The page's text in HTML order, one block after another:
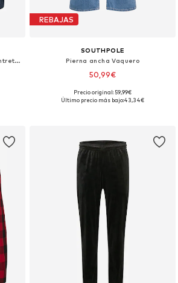
Ajuste confortable Chaqueta de entretiempo
REBAJAS
SOUTHPOLE
Pierna ancha Vaquero
50,99€
Tallas disponibles: 36
Precio original: 59,99€
Último precio más bajo:43,34€